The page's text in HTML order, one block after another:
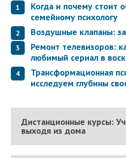
Когда и почему стоит
семейному психологу
Воздушные клапаны:
Ремонт телевизоров:
любимый сериал в
Трансформационная
исследуем глубины
Дистанционные курсы:
выходя из дома